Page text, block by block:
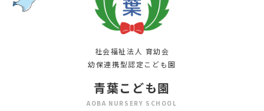
社会福祉法人 育幼会
幼保連携型認定こども園
青葉こども園
AOBA NURSERY SCHOOL